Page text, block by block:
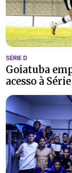
SÉRIE D
Goiatuba
acesso à